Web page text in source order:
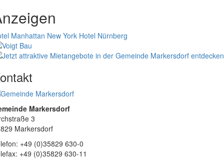
Manhattan New York Hotel Nürnberg
Markersdorf
3
Markersdorf
+49 (0)35829 630-0
+49 (0)35829 630-11